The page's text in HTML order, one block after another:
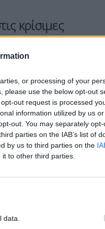
or processing of your
please use the below opt-out
out request is processed
information utilized by us
out. You may separately
parties on the IAB’s list of
by us to third parties on the
to other third parties.
κρίσιμες
τίμησε
Ευρώπη
να μην
θεατής
χρέους,